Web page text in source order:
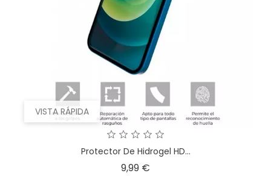
VISTA RÁPIDA
Protector De Hidrogel HD...
9,99 €